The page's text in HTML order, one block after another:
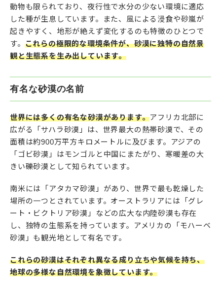
動物も限られており、夜行性で水分の少ない環境に適応
した種が生息しています。また、風による浸食や砂嵐が
起きやすく、地形が絶えず変化するのも特徴のひとつで
す。 これらの極限的な環境条件が、砂漠に独特の自然景
観と生態系を生み出しています。
有名な砂漠の名前
世界には多くの有名な砂漠があります。アフリカ北部に
広がる「サハラ砂漠」は、世界最大の熱帯砂漠で、その
面積は約900万平方キロメートルに及びます。アジアの
「ゴビ砂漠」はモンゴルと中国にまたがり、寒暖差の大
きい礫砂漠として知られています。
南米には「アタカマ砂漠」があり、世界で最も乾燥した
場所の一つとされています。オーストラリアには「グレ
ート・ビクトリア砂漠」などの広大な内陸砂漠も存在
し、独特の生態系を持っています。アメリカの「モハーベ
砂漠」も観光地として有名です。
これらの砂漠はそれぞれ異なる成り立ちや気候を持ち、
地球の多様な自然環境を象徴しています。